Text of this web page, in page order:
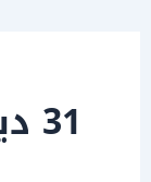
31 ديسمبر، 2024